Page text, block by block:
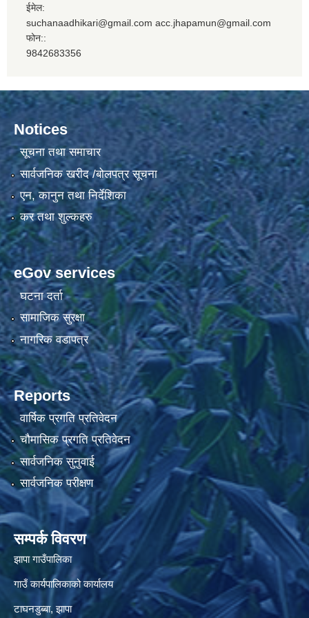
ईमेल:
suchanaadhikari@gmail.com acc.jhapamun@gmail.com
फोन::
9842683356
Notices
सूचना तथा समाचार
सार्वजनिक खरीद /बोलपत्र सूचना
एन, कानुन तथा निर्देशिका
कर तथा शुल्कहरु
eGov services
घटना दर्ता
सामाजिक सुरक्षा
नागरिक वडापत्र
Reports
वार्षिक प्रगति प्रतिवेदन
चौमासिक प्रगति प्रतिवेदन
सार्वजनिक सुनुवाई
सार्वजनिक परीक्षण
सम्पर्क विवरण
झापा गाउँपालिका
गाउँ कार्यपालिकाको कार्यालय
टाघनडुब्बा, झापा